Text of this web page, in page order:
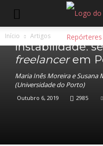
Início Artigos
Artigos
Entre a
instabilidade:
freelancerem
Maria Inês Moreira e Susana
(Universidade do Porto)
Outubro 6, 2019 2985